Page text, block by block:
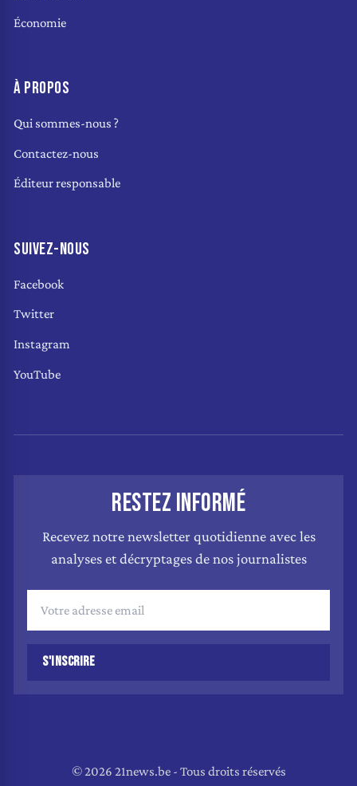
Économie
À PROPOS
Qui sommes-nous ?
Contactez-nous
Éditeur responsable
SUIVEZ-NOUS
Facebook
Twitter
Instagram
YouTube
RESTEZ INFORMÉ
Recevez notre newsletter quotidienne avec les
analyses et décryptages de nos journalistes
S'INSCRIRE
© 2026 21news.be - Tous droits réservés